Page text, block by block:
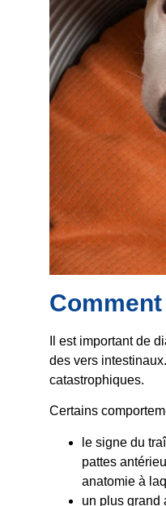
Il est important de
des vers
catastrophiques.
Certains
le signe du
pattes
anatomie à
un plus grand